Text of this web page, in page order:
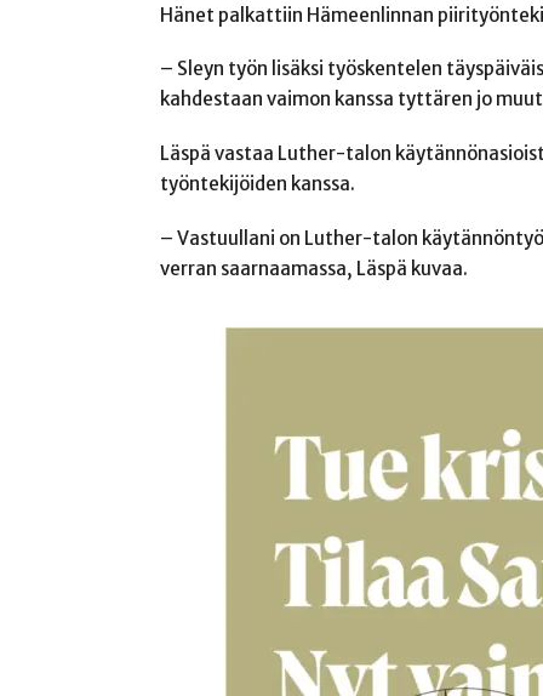
Hänet palkattiin Hämeenlinnan
– Sleyn työn lisäksi työskentelen
kahdestaan vaimon kanssa tyttären jo
Läspä vastaa Luther-talon
työntekijöiden kanssa.
– Vastuullani on Luther-talon
verran saarnaamassa, Läspä kuvaa.